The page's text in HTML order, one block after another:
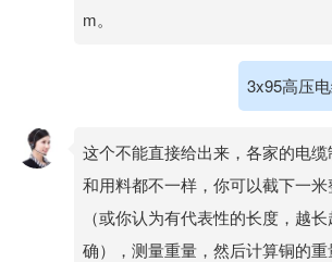
m。
3x95高压
这个不能直接给出来，各家的电
和用料都不一样，你可以截下一
（或你认为有代表性的长度，越
确），测量重量，然后计算铜的重